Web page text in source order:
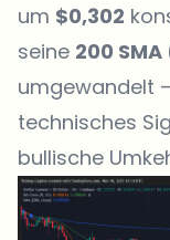
um $0,302
seine 200
umgewandelt
technisches
bullische